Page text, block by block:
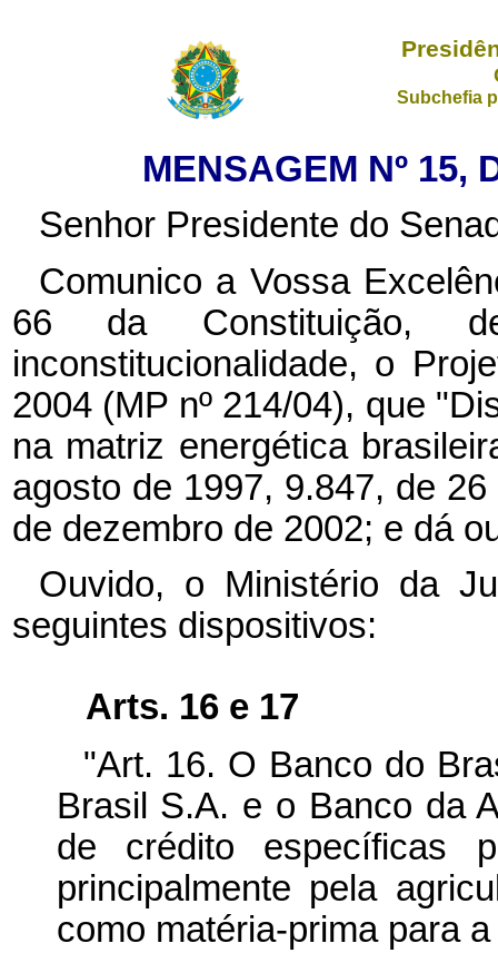
Subchefia
MENSAGEM Nº 15,
Senhor Presidente do
Comunico a Vossa
66 da Constituição,
inconstitucionalidade, o
2004 (MP nº 214/04), que
na matriz energética
agosto de 1997, 9.847, de
de dezembro de 2002; e dá
Ouvido, o Ministério da
seguintes dispositivos:
Arts. 16 e 17
"Art. 16. O Banco do
Brasil S.A. e o Banco da
de crédito específicas
principalmente pela
como matéria-prima para